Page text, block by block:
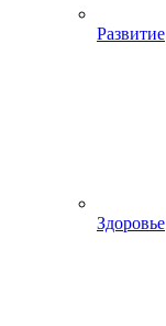
Развитие
Здоровье